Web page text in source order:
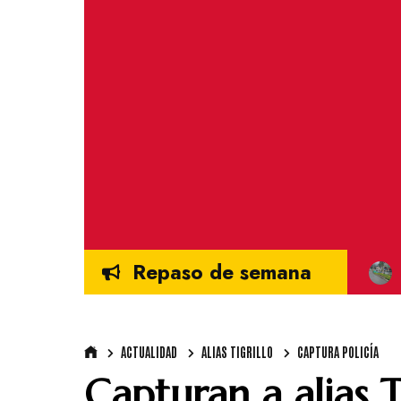
Repaso de semana
ACTUALIDAD ALIAS TIGRILLO CAPTURA POLICÍA